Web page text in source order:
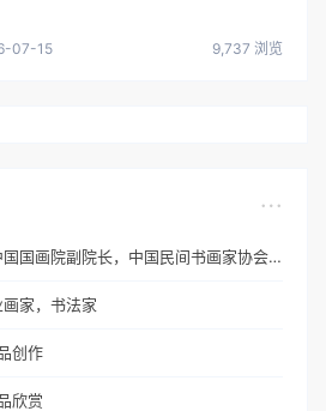
07-15 9,737 浏览
黄介艺-中国国画院副院长，中国民间书画家协会副主席
家，书法家
创作
欣赏